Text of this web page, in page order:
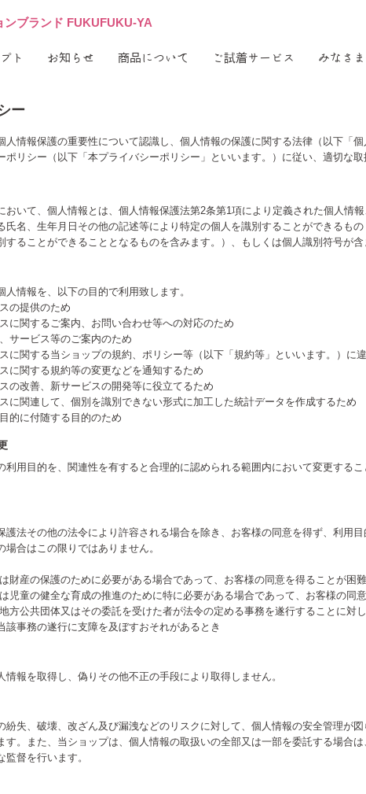
ンブランド FUKUFUKU-YA
ト お知らせ 商品について ご試着サービス みなさ
ー
人情報保護の重要性について認識し、個人情報の保護に関する法律（以下「
ポリシー（以下「本プライバシーポリシー」といいます。）に従い、適切な取
おいて、個人情報とは、個人情報保護法第2条第1項により定義された個人情
氏名、生年月日その他の記述等により特定の個人を識別することができるも
することができることとなるものを含みます。）、もしくは個人識別符号が含
情報を、以下の目的で利用致します。
の提供のため
に関するご案内、お問い合わせ等への対応のため
サービス等のご案内のため
に関する当ショップの規約、ポリシー等（以下「規約等」といいます。）に
に関する規約等の変更などを通知するため
の改善、新サービスの開発等に役立てるため
に関連して、個別を識別できない形式に加工した統計データを作成するため
的に付随する目的のため
利用目的を、関連性を有すると合理的に認められる範囲内において変更する
護法その他の法令により許容される場合を除き、お客様の同意を得ず、利用
合はこの限りではありません。
財産の保護のために必要がある場合であって、お客様の同意を得ることが困
児童の健全な育成の推進のために特に必要がある場合であって、お客様の同
方公共団体又はその委託を受けた者が法令の定める事務を遂行することに対
該事務の遂行に支障を及ぼすおそれがあるとき
情報を取得し、偽りその他不正の手段により取得しません。
紛失、破壊、改ざん及び漏洩などのリスクに対して、個人情報の安全管理が
す。また、当ショップは、個人情報の取扱いの全部又は一部を委託する場合
督を行います。